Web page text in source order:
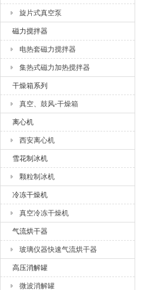
旋片式真空泵
磁力搅拌器
电热套磁力搅拌器
集热式磁力加热搅拌器
干燥箱系列
真空、鼓风-干燥箱
离心机
西安离心机
雪花制冰机
颗粒制冰机
冷冻干燥机
真空冷冻干燥机
气流烘干器
玻璃仪器快速气流烘干器
高压消解罐
微波消解罐